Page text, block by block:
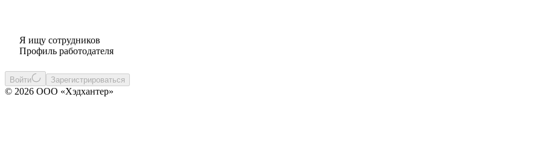
Я ищу сотрудников
Профиль работодателя
Войти Зарегистрироваться
© 2026 ООО «Хэдхантер»